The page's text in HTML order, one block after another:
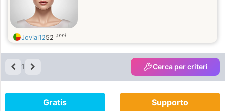
Jovial1252 anni
1 Cerca per criteri
Gratis Supporto